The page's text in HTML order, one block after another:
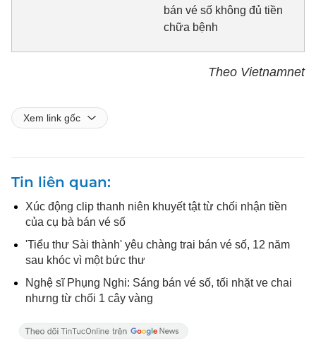
bán vé số không đủ tiền
chữa bệnh
Theo Vietnamnet
Xem link gốc
Tin liên quan
Xúc động clip thanh niên khuyết tật từ chối nhận tiền
của cụ bà bán vé số
'Tiểu thư Sài thành' yêu chàng trai bán vé số, 12 năm
sau khóc vì một bức thư
Nghệ sĩ Phụng Nghi: Sáng bán vé số, tối nhặt ve chai
nhưng từ chối 1 cây vàng